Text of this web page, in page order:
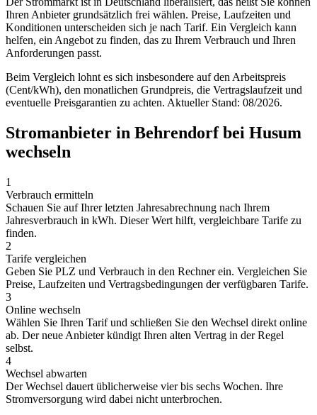
Ihren Anbieter grundsätzlich frei wählen. Preise, Laufzeiten und
Konditionen unterscheiden sich je nach Tarif. Ein Vergleich kann
helfen, ein Angebot zu finden, das zu Ihrem Verbrauch und Ihren
Anforderungen passt.
Beim Vergleich lohnt es sich insbesondere auf den Arbeitspreis
(Cent/kWh), den monatlichen Grundpreis, die Vertragslaufzeit und
eventuelle Preisgarantien zu achten. Aktueller Stand: 08/2026.
Stromanbieter in Behrendorf bei Husum
wechseln
1
Verbrauch ermitteln
Schauen Sie auf Ihrer letzten Jahresabrechnung nach Ihrem
Jahresverbrauch in kWh. Dieser Wert hilft, vergleichbare Tarife zu
finden.
2
Tarife vergleichen
Geben Sie PLZ und Verbrauch in den Rechner ein. Vergleichen Sie
Preise, Laufzeiten und Vertragsbedingungen der verfügbaren Tarife.
3
Online wechseln
Wählen Sie Ihren Tarif und schließen Sie den Wechsel direkt online
ab. Der neue Anbieter kündigt Ihren alten Vertrag in der Regel
selbst.
4
Wechsel abwarten
Der Wechsel dauert üblicherweise vier bis sechs Wochen. Ihre
Stromversorgung wird dabei nicht unterbrochen.